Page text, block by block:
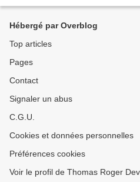
Hébergé par Overblog
Top articles
Pages
Contact
Signaler un abus
C.G.U.
Cookies et données personnelles
Préférences cookies
Voir le profil de Thomas Roger